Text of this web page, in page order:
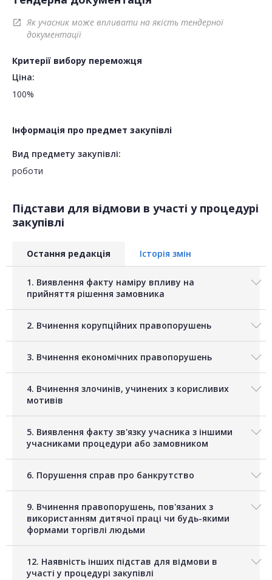
open_in_new
Як учасник може впливати на якість тендерної
документації
Критерії вибору переможця
Ціна:
100%
Інформація про предмет закупівлі
Вид предмету закупівлі:
роботи
Підстави для відмови в участі у процедурі
закупівлі
Остання редакція Історія змін
1. Виявлення факту наміру впливу на
прийняття рішення замовника
2. Вчинення корупційних правопорушень
3. Вчинення економічних правопорушень
4. Вчинення злочинів, учинених з корисливих
мотивів
5. Виявлення факту зв'язку учасника з іншими
учасниками процедури або замовником
6. Порушення справ про банкрутство
9. Вчинення правопорушень, пов'язаних з
використанням дитячої праці чи будь-якими
формами торгівлі людьми
12. Наявність інших підстав для відмови в
участі у процедурі закупівлі